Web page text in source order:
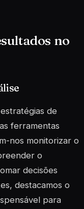
no
de
ferramentas
nos monitorizar o
o
decisões
destacamos o
para